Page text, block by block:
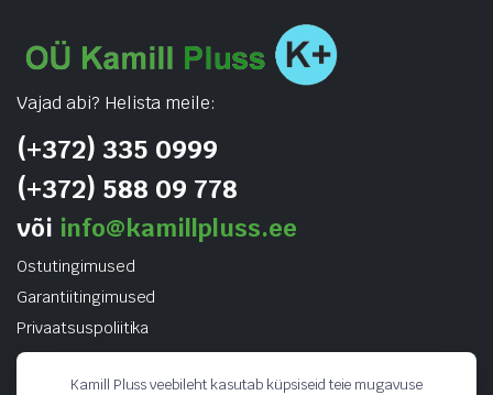
Vajad abi? Helista meile:
(+372) 335 0999
(+372) 588 09 778
või info@kamillpluss.ee
Ostutingimused
Garantiitingimused
Privaatsuspoliitika
Kamill Pluss veebileht kasutab küpsiseid teie mugavuse